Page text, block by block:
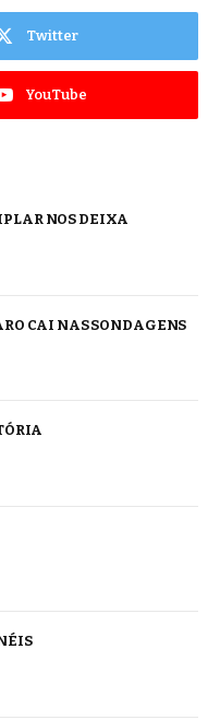
Twitter
YouTube
NOS DEIXA
CAI NAS SONDAGENS